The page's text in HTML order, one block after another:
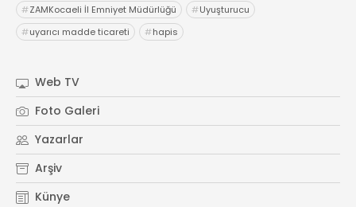
#ZAMKocaeli İl Emniyet Müdürlüğü #Uyuşturucu
#uyarıcı madde ticareti #hapis
Web TV
Foto Galeri
Yazarlar
Arşiv
Künye